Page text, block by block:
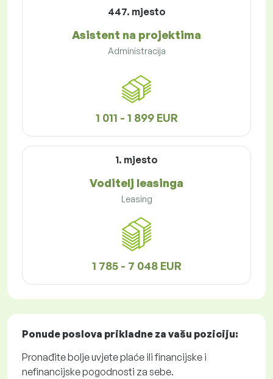
447. mjesto
Asistent na projektima
Administracija
1 011 - 1 899 EUR
1. mjesto
Voditelj leasinga
Leasing
1 785 - 7 048 EUR
Ponude poslova prikladne za vašu poziciju:
Pronađite bolje uvjete plaće ili financijske i
nefinancijske pogodnosti za sebe.